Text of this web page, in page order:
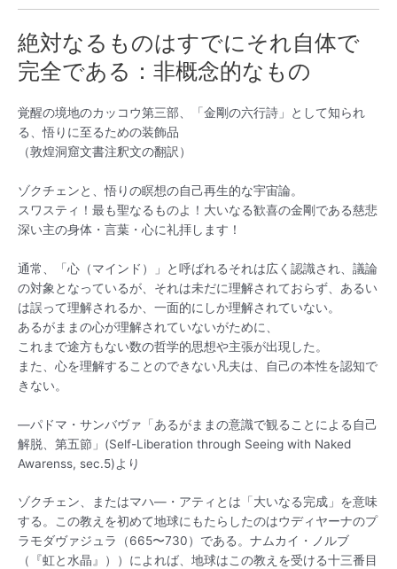
メ
ニ
ュ
絶対なるものはすでにそれ自体で
完全である：非概念的なもの
覚醒の境地のカッコウ第三部、「金剛の六行詩」として知られ
る、悟りに至るための装飾品
（敦煌洞窟文書注釈文の翻訳）
ゾクチェンと、悟りの瞑想の自己再生的な宇宙論。
スワスティ！最も聖なるものよ！大いなる歓喜の金剛である慈悲
深い主の身体・言葉・心に礼拝します！
通常、「心（マインド）」と呼ばれるそれは広く認識され、議論
の対象となっているが、それは未だに理解されておらず、あるい
は誤って理解されるか、一面的にしか理解されていない。
あるがままの心が理解されていないがために、
これまで途方もない数の哲学的思想や主張が出現した。
また、心を理解することのできない凡夫は、自己の本性を認知で
きない。
—パドマ・サンバヴァ「あるがままの意識で観ることによる自己
解脱、第五節」(Self-Liberation through Seeing with Naked
Awarenss, sec.5)より
ゾクチェン、またはマハ—・アティとは「大いなる完成」を意味
する。この教えを初めて地球にもたらしたのはウディヤーナのプ
ラモダヴァジュラ（665〜730）である。ナムカイ・ノルブ
（『虹と水晶』））によれば、地球はこの教えを受ける十三番目